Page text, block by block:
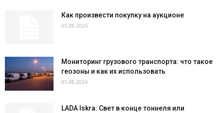
Как произвести покупку на аукционе
05.08.2026
Мониторинг грузового транспорта: что такое
геозоны и как их использовать
05.08.2026
LADA Iskra: Свет в конце тоннеля или